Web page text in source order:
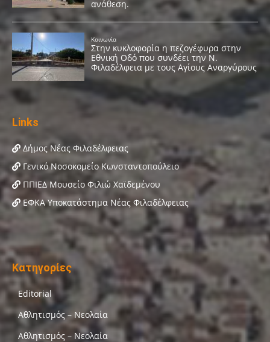
Links
Δήμος Νέας Φιλαδέλφειας
Γενικό Νοσοκομείο Κωνσταντοπούλειο
ΠΠΙΕΔ Μουσείο Φιλιώ Χαϊδεμένου
ΕΦΚΑ Υποκατάστημα Νέας Φιλαδέλφειας
Κατηγορίες
Editorial
Αθλητισμός – Νεολαία
Αθλητισμός – Νεολαία